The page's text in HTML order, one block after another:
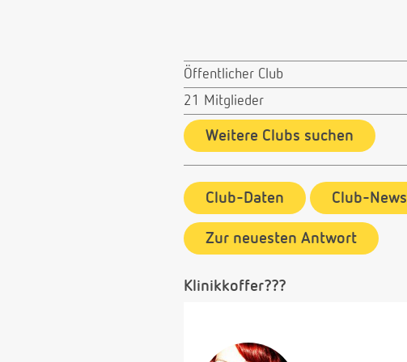
Öffentlicher Club
21 Mitglieder
Weitere Clubs suchen
Club-Daten Club-News
Zur neuesten Antwort
Klinikkoffer???